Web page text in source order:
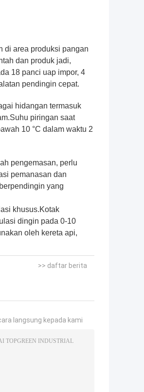
di area produksi pangan
dan produk jadi,
18 panci uap impor, 4
pendingin cepat.
hidangan termasuk
piringan saat
10 °C dalam waktu 2
pengemasan, perlu
pemanasan dan
yang
khusus.Kotak
dingin pada 0-10
oleh kereta api,
>> daftar berita
langsung kepada kami